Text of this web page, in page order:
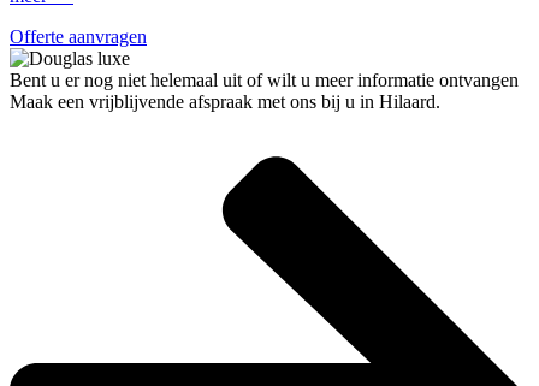
Offerte aanvragen
Bent u er nog niet helemaal uit of wilt u meer informatie ontvangen
Maak een vrijblijvende afspraak met ons bij u in Hilaard.